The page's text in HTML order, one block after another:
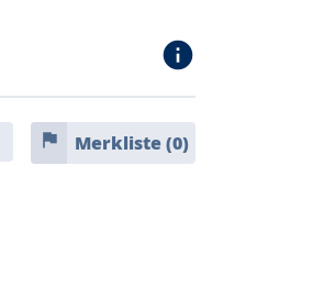
info
flag Merkliste (0)